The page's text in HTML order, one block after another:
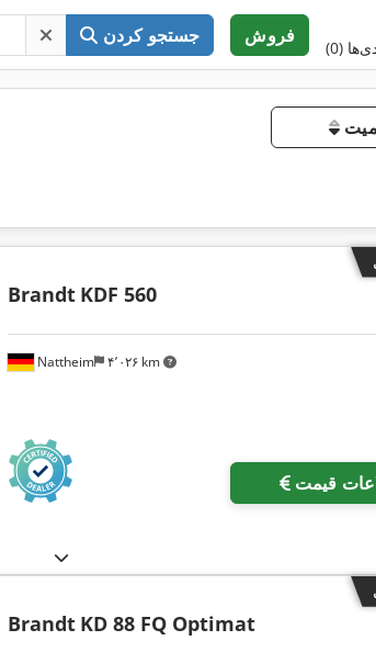
جستجو کردن فروش
(0)
Nattheim ۴٬۰۲۶ km
Brandt KDF 560
قیمت
Brandt KD 88 FQ Optimat